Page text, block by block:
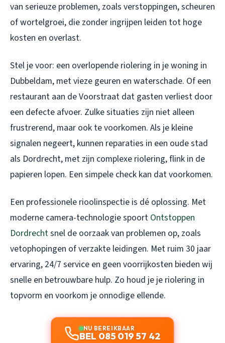
van serieuze problemen, zoals verstoppingen, scheuren
of wortelgroei, die zonder ingrijpen leiden tot hoge
kosten en overlast.
Stel je voor: een overlopende riolering in je woning in
Dubbeldam, met vieze geuren en waterschade. Of een
restaurant aan de Voorstraat dat gasten verliest door
een defecte afvoer. Zulke situaties zijn niet alleen
frustrerend, maar ook te voorkomen. Als je kleine
signalen negeert, kunnen reparaties in een oude stad
als Dordrecht, met zijn complexe riolering, flink in de
papieren lopen. Een simpele check kan dat voorkomen.
Een professionele rioolinspectie is dé oplossing. Met
moderne camera-technologie spoort Ontstoppen
Dordrechtsnel de oorzaak van problemen op, zoals
vetophopingen of verzakte leidingen. Met ruim 30 jaar
ervaring, 24/7 service en geen voorrijkosten bieden wij
snelle en betrouwbare hulp. Zo houd je je riolering in
topvorm en voorkom je onnodige ellende.
NU BEREIKBAAR
BEL 085 019 57 42